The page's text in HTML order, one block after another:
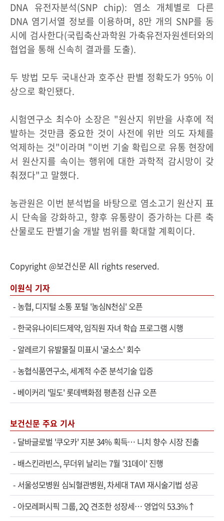
DNA 유전자분석(SNP chip): 염소 개체별로 다른
DNA 염기서열 정보를 이용하며, 8만 개의 SNP를 동
시에 검사한다(국립축산과학원 가축유전자원센터와의
협업을 통해 신속히 결과를 도출).
두 방법 모두 국내산과 호주산 판별 정확도가 95% 이
상으로 확인됐다.
시험연구소 최수아 소장은 "원산지 위반을 사후에 적
발하는 것만큼 중요한 것이 사전에 위반 의도 자체를
억제하는 것"이라며 "이번 기술 확립으로 유통 현장에
서 원산지를 속이는 행위에 대한 과학적 감시망이 갖
춰졌다"고 말했다.
농관원은 이번 분석법을 바탕으로 염소고기 원산지 표
시 단속을 강화하고, 향후 유통량이 증가하는 다른 축
산물로도 판별기술 개발 범위를 확대할 계획이다.
Copyright @보건신문 All rights reserved.
이원식 기자
-농협, 디지털 소통 포털 '농심N천심' 오픈
- 한국유나이티드제약, 임직원 자녀 학습 프로그램 시행
- 알레르기 유발물질 미표시 '굴소스' 회수
-농협식품연구소, 세계적 수준 분석기술 입증
- 베이커리 '밀도' 롯데백화점 평촌점 신규 오픈
보건신문 주요 기사
- 달바글로벌 '쿠오카' 지분 34% 획득… 니치 향수 시장 진출
- 배스킨라빈스, 무더위 날리는 7월 '31데이' 진행
- 서울성모병원 심뇌혈관병원, 차세대 TAVI 재시술기법 성공
- 아모레퍼시픽 그룹, 2Q 견조한 성장세… 영업익 53.3%↑